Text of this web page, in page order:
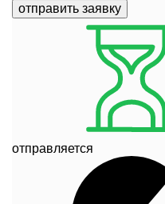
отправить заявку
отправляется